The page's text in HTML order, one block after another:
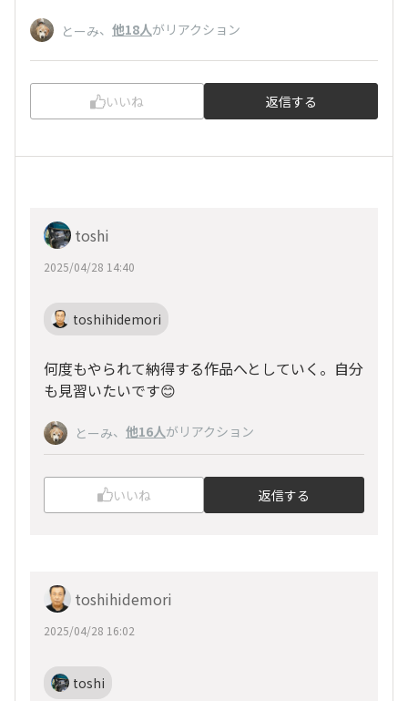
とーみ、 他18人がリアクション
いいね 返信する
toshi
2025/04/28 14:40
toshihidemori
何度もやられて納得する作品へとしていく。自分
も見習いたいです😊
とーみ、 他16人がリアクション
いいね 返信する
toshihidemori
2025/04/28 16:02
toshi